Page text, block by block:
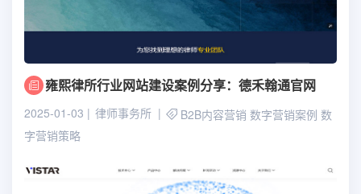
雍熙律所行业网站建设案例分享：德禾翰通官网
2025-01-03 律师事务所 B2B内容营销 数字营销案例 数
字营销策略